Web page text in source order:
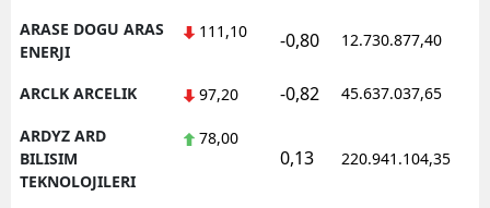
ARASE DOGU ARAS
ENERJI
111,10 -0,80 12.730.877,40
ARCLK ARCELIK 97,20 -0,82 45.637.037,65
ARDYZ ARD
BILISIM
TEKNOLOJILERI
78,00
0,13 220.941.104,35